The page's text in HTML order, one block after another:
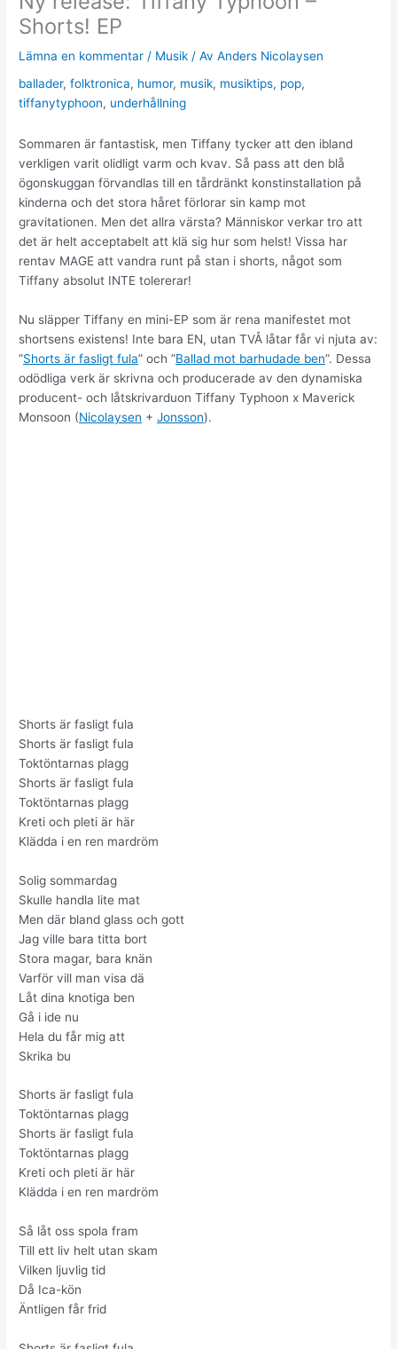
Shorts! EP
Lämna en kommentar / Musik / AvAnders Nicolaysen
ballader,folktronica, humor, musik, musiktips, pop,
tiffanytyphoon, underhållning
Sommaren är fantastisk, men Tiffany tycker att den ibland
verkligen varit olidligt varm och kvav. Så pass att den blå
ögonskuggan förvandlas till en tårdränkt konstinstallation på
kinderna och det stora håret förlorar sin kamp mot
gravitationen. Men det allra värsta? Människor verkar tro att
det är helt acceptabelt att klä sig hur som helst! Vissa har
rentav MAGE att vandra runt på stan i shorts, något som
Tiffany absolut INTE tolererar!
Nu släpper Tiffany en mini-EP som är rena manifestet mot
shortsens existens! Inte bara EN, utan TVÅ låtar får vi njuta av:
”Shorts är fasligt fula” och ”Ballad mot barhudade ben”. Dessa
odödliga verk är skrivna och producerade av den dynamiska
producent- och låtskrivarduon Tiffany Typhoon x Maverick
Monsoon (Nicolaysen +Jonsson).
Shorts är fasligt fula
Shorts är fasligt fula
Toktöntarnas plagg
Shorts är fasligt fula
Toktöntarnas plagg
Kreti och pleti är här
Klädda i en ren mardröm
Solig sommardag
Skulle handla lite mat
Men där bland glass och gott
Jag ville bara titta bort
Stora magar, bara knän
Varför vill man visa dä
Låt dina knotiga ben
Gå i ide nu
Hela du får mig att
Skrika bu
Shorts är fasligt fula
Toktöntarnas plagg
Shorts är fasligt fula
Toktöntarnas plagg
Kreti och pleti är här
Klädda i en ren mardröm
Så låt oss spola fram
Till ett liv helt utan skam
Vilken ljuvlig tid
Då Ica-kön
Äntligen får frid